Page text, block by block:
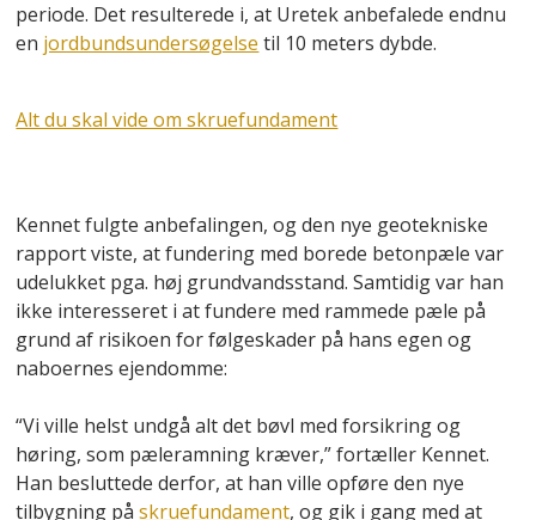
periode. Det resulterede i, at Uretek anbefalede endnu
en jordbundsundersøgelse til 10 meters dybde.
Alt du skal vide om skruefundament
Kennet fulgte anbefalingen, og den nye geotekniske
rapport viste, at fundering med borede betonpæle var
udelukket pga. høj grundvandsstand. Samtidig var han
ikke interesseret i at fundere med rammede pæle på
grund af risikoen for følgeskader på hans egen og
naboernes ejendomme:
“Vi ville helst undgå alt det bøvl med forsikring og
høring, som pæleramning kræver,” fortæller Kennet.
Han besluttede derfor, at han ville opføre den nye
tilbygning påskruefundament, og gik i gang med at